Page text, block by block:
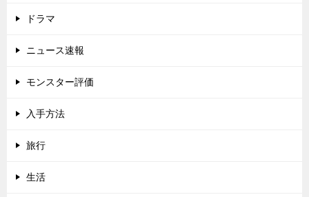
ドラマ
ニュース速報
モンスター評価
入手方法
旅行
生活